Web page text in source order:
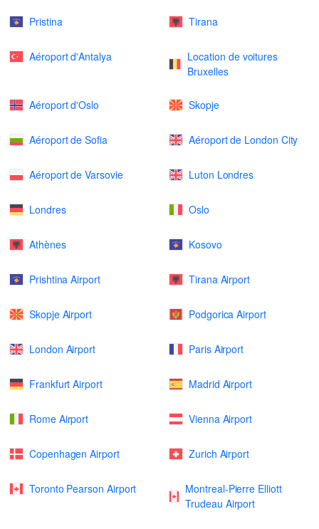
Pristina Tirana
Aéroport d'Antalya
Location de voitures
Bruxelles
Aéroport d'Oslo Skopje
Aéroport de Sofia Aéroport de London City
Aéroport de Varsovie Luton Londres
Londres Oslo
Athènes Kosovo
Prishtina Airport Tirana Airport
Skopje Airport Podgorica Airport
London Airport Paris Airport
Frankfurt Airport Madrid Airport
Rome Airport Vienna Airport
Copenhagen Airport Zurich Airport
Toronto Pearson Airport
Montreal-Pierre Elliott
Trudeau Airport